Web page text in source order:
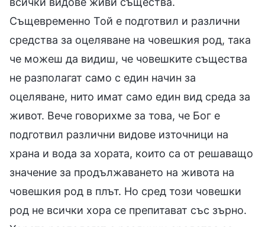
Същевременно Той е подготвил и различни
средства за оцеляване на човешкия род, така
че можеш да видиш, че човешките същества
не разполагат само с един начин за
оцеляване, нито имат само един вид среда за
живот. Вече говорихме за това, че Бог е
подготвил различни видове източници на
храна и вода за хората, които са от решаващо
значение за продължаването на живота на
човешкия род в плът. Но сред този човешки
род не всички хора се препитават със зърно.